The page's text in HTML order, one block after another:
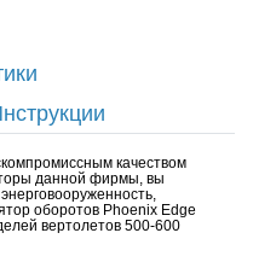
качеством
данной фирмы, вы
оборотов Phoenix Edge
вертолетов 500-600